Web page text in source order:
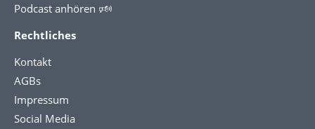
Podcast anhören 🕬
Rechtliches
Kontakt
AGBs
Impressum
Social Media